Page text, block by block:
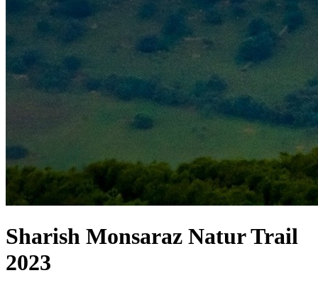
Sharish Monsaraz Natur Trail
2023